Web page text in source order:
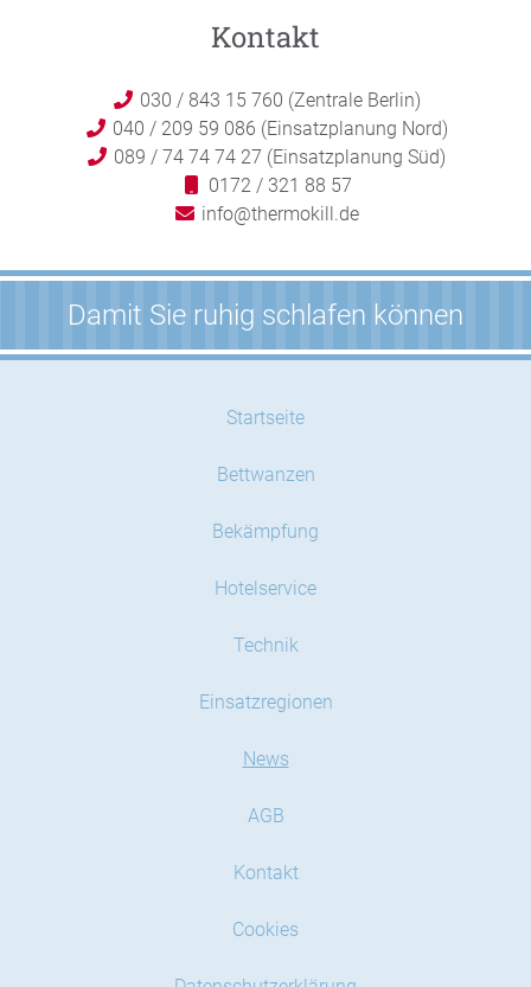
Kontakt
030 / 843 15 760 (Zentrale Berlin)
040 / 209 59 086 (Einsatzplanung Nord)
089 / 74 74 74 27 (Einsatzplanung Süd)
0172 / 321 88 57
info@thermokill.de
Damit Sie ruhig schlafen können
Startseite
Bettwanzen
Bekämpfung
Hotelservice
Technik
Einsatzregionen
News
AGB
Kontakt
Cookies